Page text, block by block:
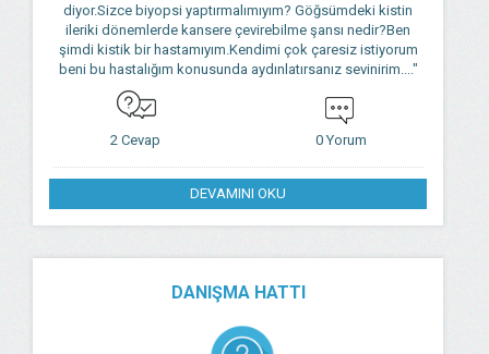
diyor.Sizce biyopsi yaptırmalımıyım? Göğsümdeki kistin
ileriki dönemlerde kansere çevirebilme şansı nedir?Ben
şimdi kistik bir hastamıyım.Kendimi çok çaresiz istiyorum
beni bu hastalığım konusunda aydınlatırsanız sevinirim...."
2 Cevap 0 Yorum
DEVAMINI OKU
DANIŞMA HATTI